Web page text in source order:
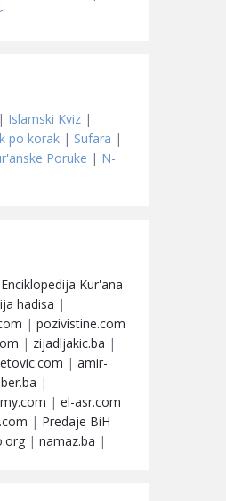
| Islamski Kviz |
po korak | Sufara |
Poruke | N-
Enciklopedija Kur'ana
hadisa |
| pozivistine.com
| zijadljakic.ba |
| amir-
|
| el-asr.com
| Predaje BiH
| namaz.ba |